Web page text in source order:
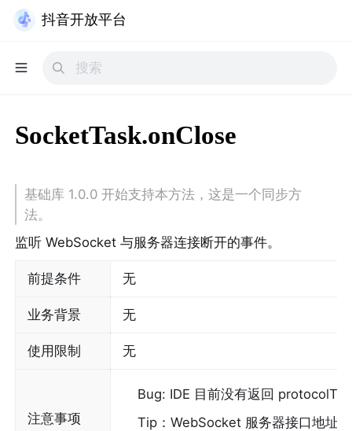
抖音开放平台
SocketTask.onClose
基础库 1.0.0 开始支持本方法，这是一个同步方
法。
监听 WebSocket 与服务器连接断开的事件。
前提条件 无
业务背景 无
使用限制 无
注意事项
Bug: IDE 目前没有返回
Tip：WebSocket 服务器接口地址